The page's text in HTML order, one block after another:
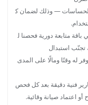
READ MORE
— وذلك لضمان ك
متابعة دورية فحصنا ل
تجنّب استبدال
له وقتًا ومالًا على المدى
فنية دقيقة بعد كل فحص
اعتماد صيانة وقائية.